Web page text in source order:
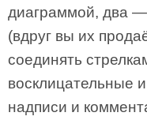
диаграммой, два
(вдруг вы их
соединять
восклицательные
надписи и